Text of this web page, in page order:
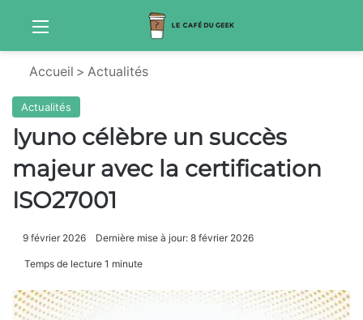
Menu
Accueil > Actualités
Actualités
Iyuno célèbre un succès
majeur avec la certification
ISO27001
9 février 2026 Dernière mise à jour: 8 février 2026
Temps de lecture 1 minute